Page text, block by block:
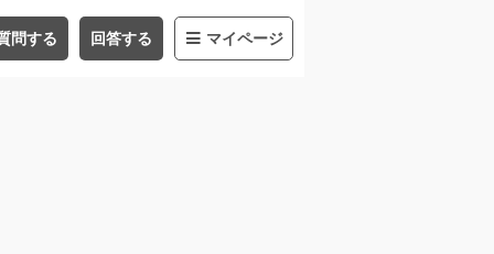
問する 回答する マイページ